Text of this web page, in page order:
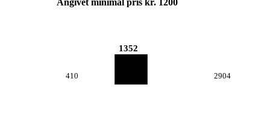
Angivet minimal pris kr. 1200
410
1352
2904